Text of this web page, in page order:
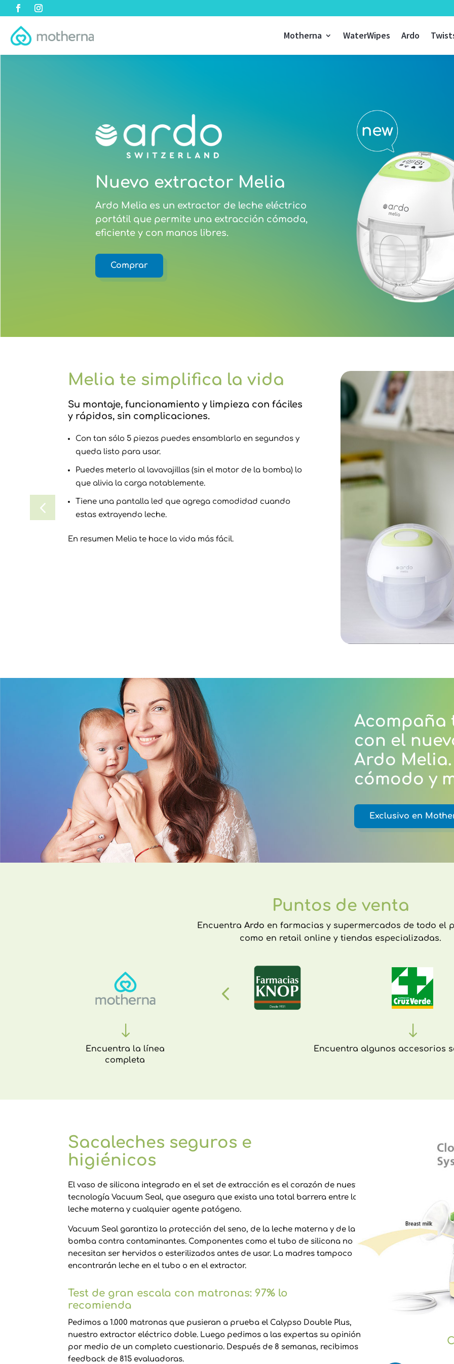
Motherna WaterWipes Ardo
Nuevo extractor Melia
Ardo Melia es un extractor de leche eléctrico
portátil que permite una extracción cómoda,
eficiente y con manos libres.
Comprar
Melia te simplifica la vida
Su montaje, funcionamiento y limpieza con fáciles
y rápidos, sin complicaciones.
Con tan sólo 5 piezas puedes ensamblarlo en segundos y
queda listo para usar.
Puedes meterlo al lavavajillas (sin el motor de la bomba) lo
que alivia la carga notablemente.
Tiene una pantalla led que agrega comodidad cuando
estas extrayendo leche.
En resumen Melia te hace la vida más fácil.
Acompaña
con el
Ardo Melia
cómodo y
Exclusivo en
Puntos de venta
Encuentra Ardo en farmacias y supermercados de todo el
como en retail online y tiendas especializadas.
"
Encuentra la línea
completa
"
Encuentra algunos accesorios
Sacaleches seguros e
higiénicos
El vaso de silicona integrado en el set de extracción es el corazón de nuestra
tecnología Vacuum Seal, que asegura que exista una total barrera entre la
leche materna y cualquier agente patógeno.
Vacuum Seal garantiza la protección del seno, de la leche materna y de la
bomba contra contaminantes. Componentes como el tubo de silicona no
necesitan ser hervidos o esterilizados antes de usar. La madres tampoco
encontrarán leche en el tubo o en el extractor.
Test de gran escala con matronas: 97% lo
recomienda
Pedimos a 1.000 matronas que pusieran a prueba el Calypso Double Plus,
nuestro extractor eléctrico doble. Luego pedimos a las expertas su opinión
por medio de un completo cuestionario. Después de 8 semanas, recibimos
feedback de 815 evaluadoras.